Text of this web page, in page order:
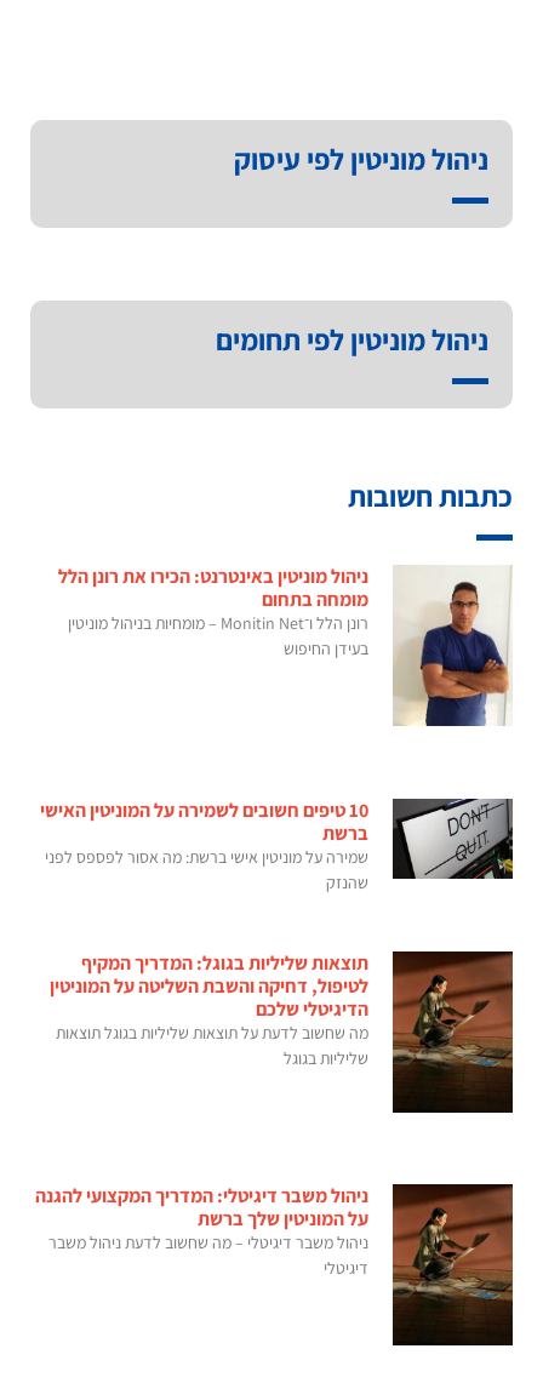
ניהול מוניטין לפי עיסוק
ניהול מוניטין לפי תחומים
כתבות חשובות
ניהול מוניטין באינטרנט: הכירו את רונן הלל
מומחה בתחום
רונן הלל ו־Monitin Net – מומחיות בניהול מוניטין
בעידן החיפוש
10 טיפים חשובים לשמירה על המוניטין האישי
ברשת
שמירה על מוניטין אישי ברשת: מה אסור לפספס לפני
שהנזק
תוצאות שליליות בגוגל: המדריך המקיף
לטיפול, דחיקה והשבת השליטה על המוניטין
הדיגיטלי שלכם
מה שחשוב לדעת על תוצאות שליליות בגוגל תוצאות
שליליות בגוגל
ניהול משבר דיגיטלי: המדריך המקצועי להגנה
על המוניטין שלך ברשת
ניהול משבר דיגיטלי – מה שחשוב לדעת ניהול משבר
דיגיטלי